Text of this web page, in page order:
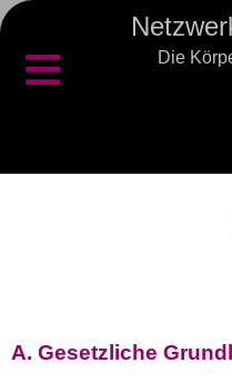
Die
≡
A. Gesetzliche